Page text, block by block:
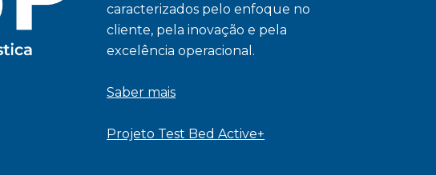
caracterizados pelo enfoque no
cliente, pela inovação e pela
excelência operacional.
Saber mais
Projeto Test Bed Active+